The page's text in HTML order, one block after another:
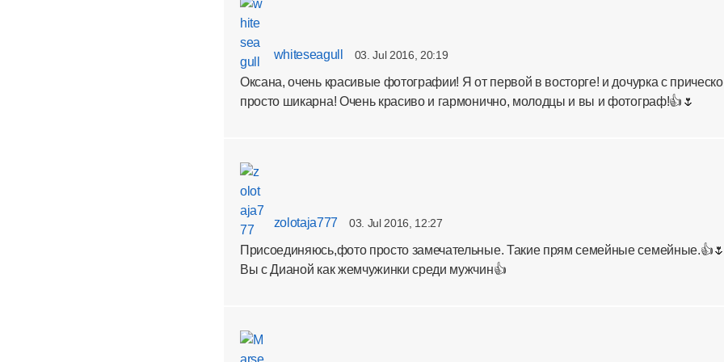
whiteseagull 03. Jul 2016, 20:19
Оксана, очень красивые фотографии! Я от первой в восторге! и дочурка с
просто шикарна! Очень красиво и гармонично, молодцы и вы и фотограф!👍🌷
zolotaja777 03. Jul 2016, 12:27
Присоединяюсь,фото просто замечательные. Такие прям семейные
Вы с Дианой как жемчужинки среди мужчин👍